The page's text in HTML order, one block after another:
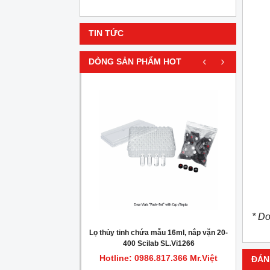
TIN TỨC
DÒNG SẢN PHẨM HOT
Lọ thủy tinh chứa mẫu 16ml, nắp vặn 20-
400 Scilab SL.Vi1266
Hotline: 0986.817.366 Mr.Việt
‹ ›
*